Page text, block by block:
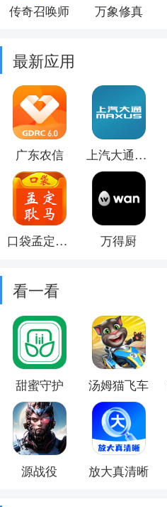
传奇召唤师 万象修真
最新应用
广东农信 上汽大通MAXUS
口袋孟定耿马 万得厨
看一看
甜蜜守护 汤姆猫飞车
源战役 放大真清晰